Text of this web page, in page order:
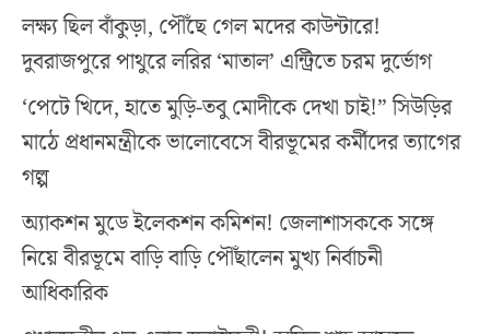
লক্ষ্য ছিল বাঁকুড়া, পৌঁছে গেল মদের কাউন্টারে!
দুবরাজপুরে পাথুরে লরির ‘মাতাল’ এন্ট্রিতে চরম দুর্ভোগ
‘পেটে খিদে, হাতে মুড়ি-তবু মোদীকে দেখা চাই!” সিউড়ির
মাঠে প্রধানমন্ত্রীকে ভালোবেসে বীরভূমের কর্মীদের ত্যাগের
গল্প
অ্যাকশন মুডে ইলেকশন কমিশন! জেলাশাসককে সঙ্গে
নিয়ে বীরভূমে বাড়ি বাড়ি পৌঁছালেন মুখ্য নির্বাচনী
আধিকারিক